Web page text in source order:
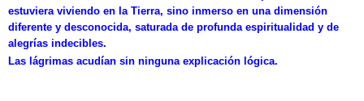
estuviera viviendo en la Tierra, sino inmerso en una dimensión
diferente y desconocida, saturada de profunda espiritualidad y de
alegrías indecibles.
Las lágrimas acudían sin ninguna explicación lógica.